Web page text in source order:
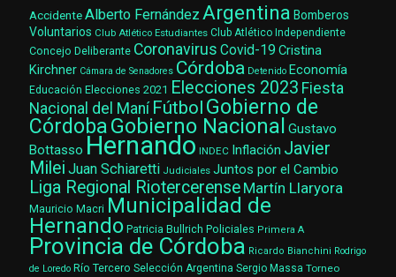
AccidenteAlberto Fernández Argentina Bomberos
Voluntarios Club Atlético Estudiantes Club Atlético Independiente
Concejo Deliberante Coronavirus Covid-19 Cristina
Kirchner Cámara de Senadores Córdoba Detenido Economía
Educación Elecciones 2021 Elecciones 2023 Fiesta
Nacional del Maní Fútbol Gobierno de
CórdobaGobierno Nacional Gustavo
Bottasso Hernando INDEC Inflación Javier
Milei Juan Schiaretti Judiciales Juntos por el Cambio
Liga Regional Riotercerense Martín Llaryora
Mauricio Macri Municipalidad de
Hernando Patricia Bullrich Policiales Primera A
Provincia de Córdoba Ricardo Bianchini Rodrigo
de Loredo Río Tercero Selección Argentina Sergio Massa Torneo